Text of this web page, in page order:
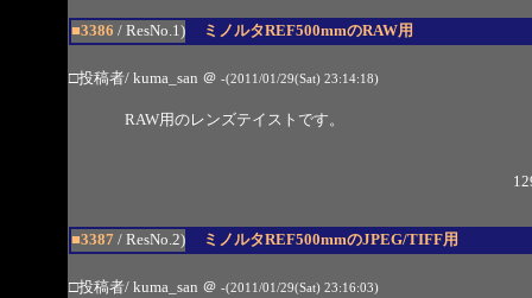
■3386 / ResNo.1) ミノルタREF500mmのRAW用
□投稿者/ kuma_san ＠ -(2011/01/29(Sat) 23:14:18)
RAW用のレンズテイストです。
■3387 / ResNo.2) ミノルタREF500mmのJPEG/TIFF用
□投稿者/ kuma_san ＠ -(2011/01/29(Sat) 23:16:03)